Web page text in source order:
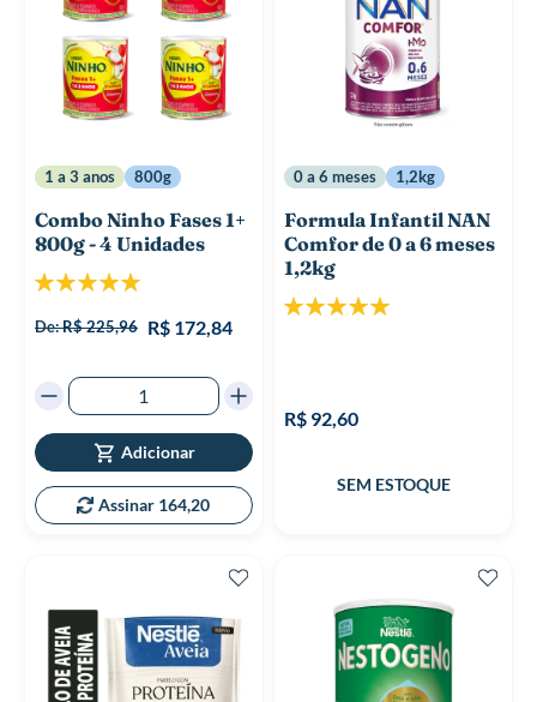
1 a 3 anos 800g
Combo Ninho Fases 1+
800g - 4 Unidades
Classificação:
De:R$ 225,96 R$ 172,84
Adicionar
Assinar 164,20
0 a 6 meses 1,2kg
Formula Infantil NAN
Comfor de 0 a 6 meses
1,2kg
Classificação:
R$ 92,60